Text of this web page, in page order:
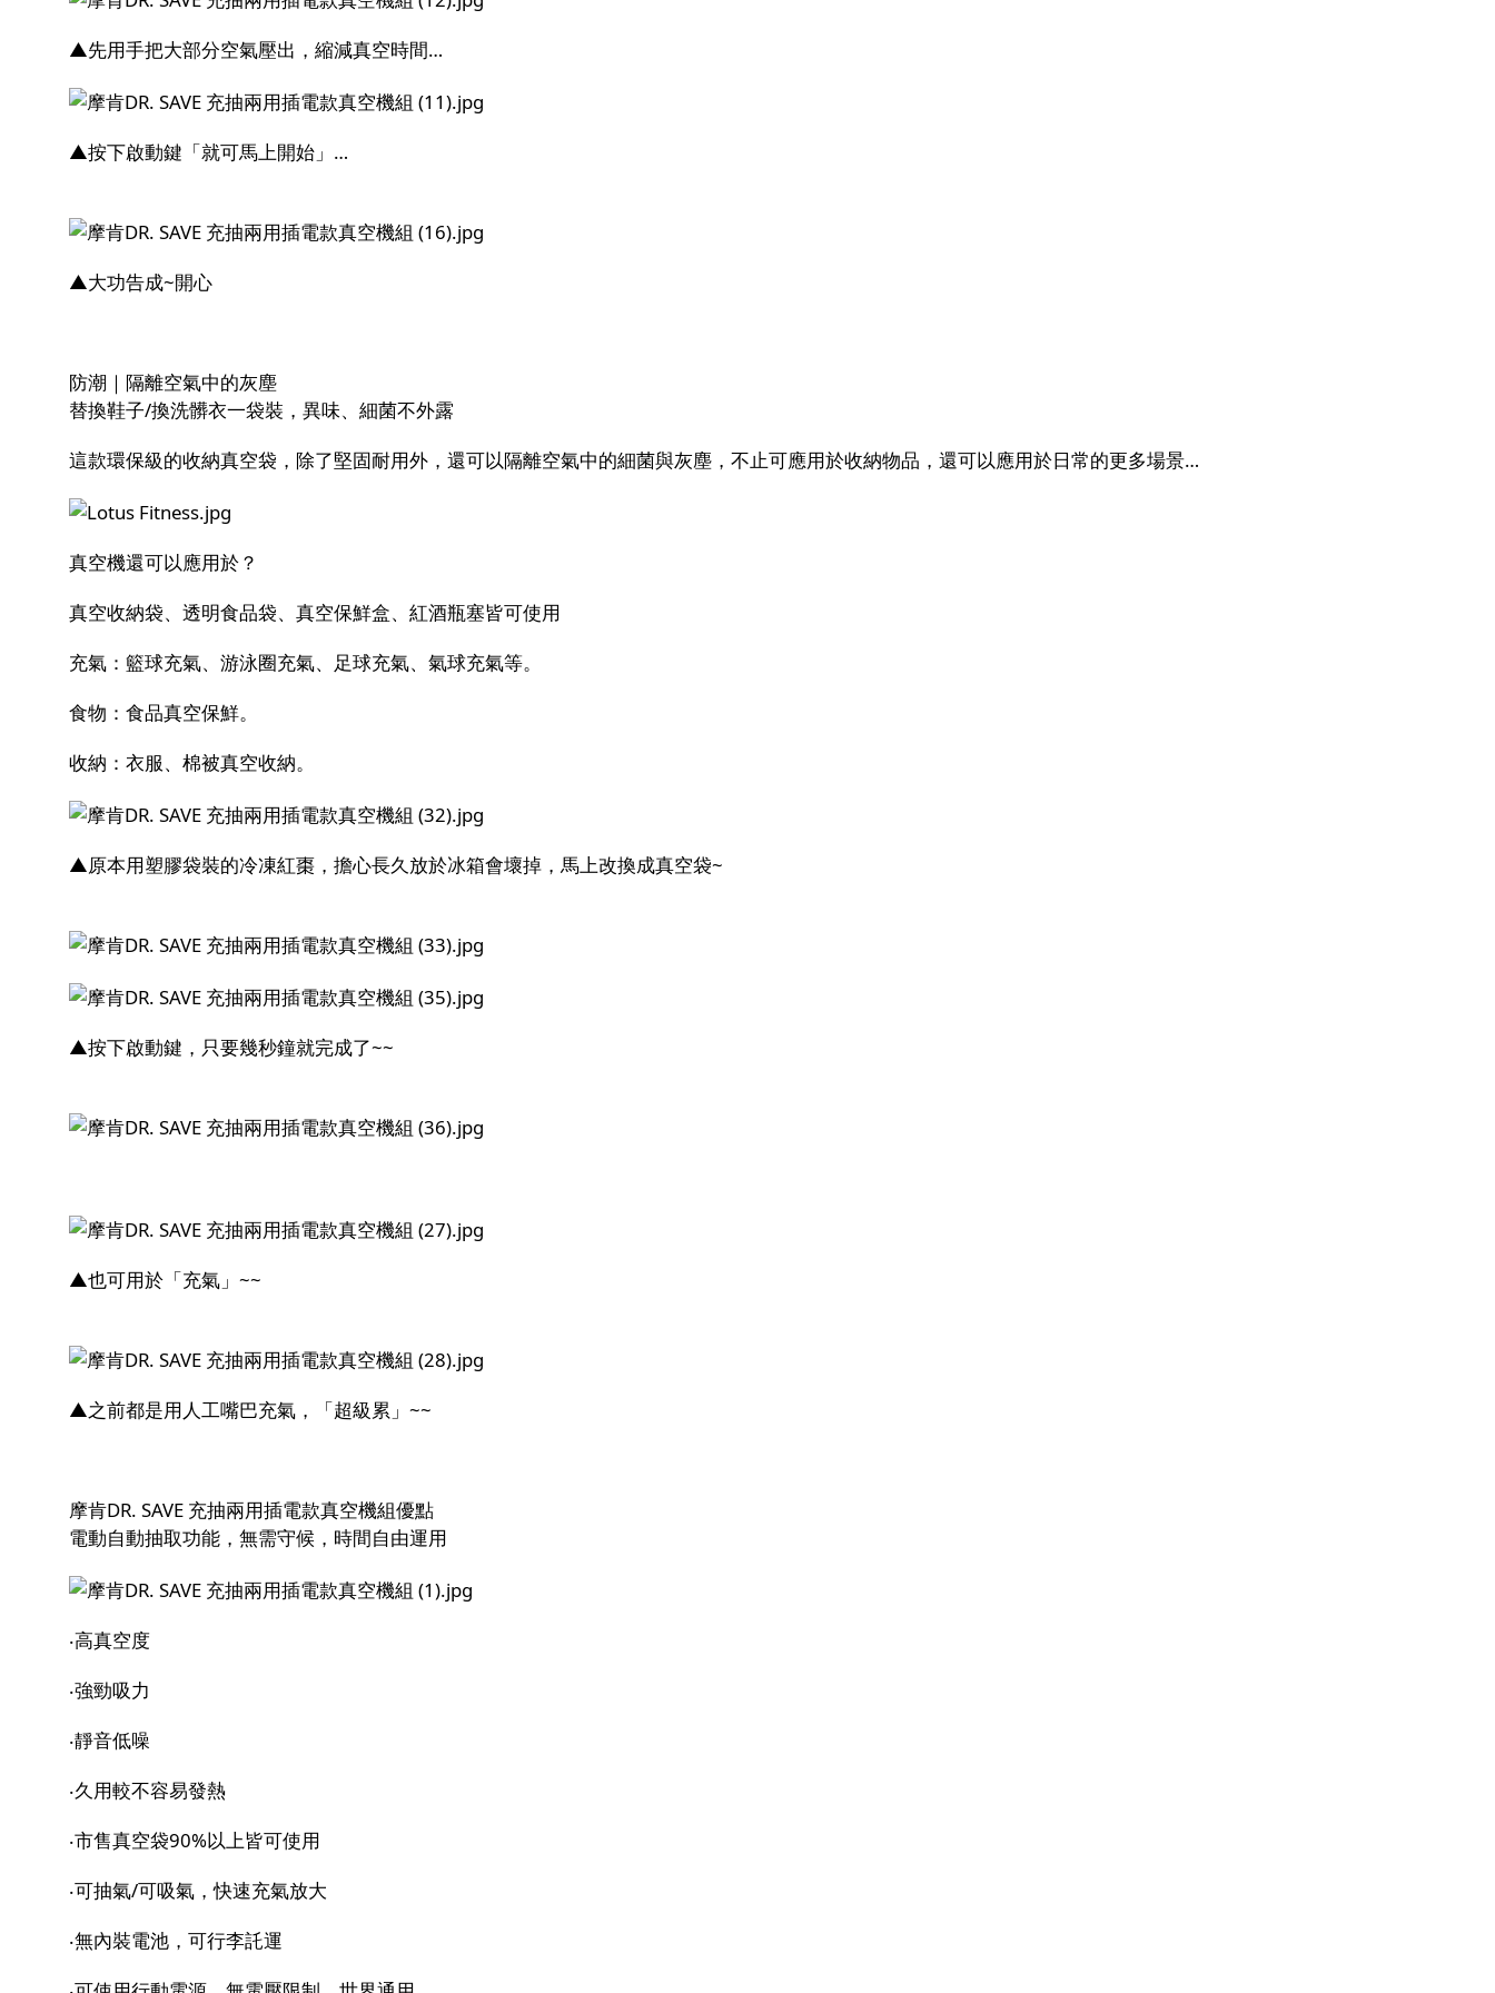
▲先用手把大部分空氣壓出，縮減真空時間…
▲按下啟動鍵「就可馬上開始」…
▲大功告成~開心
防潮｜隔離空氣中的灰塵
替換鞋子/換洗髒衣一袋裝，異味、細菌不外露
這款環保級的收納真空袋，除了堅固耐用外，還可以隔離空氣中的細菌與灰塵，不止可應用於收納物品，還可以應用於日常的更多場景…
真空機還可以應用於？
真空收納袋、透明食品袋、真空保鮮盒、紅酒瓶塞皆可使用
充氣：籃球充氣、游泳圈充氣、足球充氣、氣球充氣等。
食物：食品真空保鮮。
收納：衣服、棉被真空收納。
▲原本用塑膠袋裝的冷凍紅棗，擔心長久放於冰箱會壞掉，馬上改換成真空袋~
▲按下啟動鍵，只要幾秒鐘就完成了~~
▲也可用於「充氣」~~
▲之前都是用人工嘴巴充氣，「超級累」~~
摩肯DR. SAVE 充抽兩用插電款真空機組優點
電動自動抽取功能，無需守候，時間自由運用
‧高真空度
‧強勁吸力
‧靜音低噪
‧久用較不容易發熱
‧市售真空袋90%以上皆可使用
‧可抽氣/可吸氣，快速充氣放大
‧無內裝電池，可行李託運